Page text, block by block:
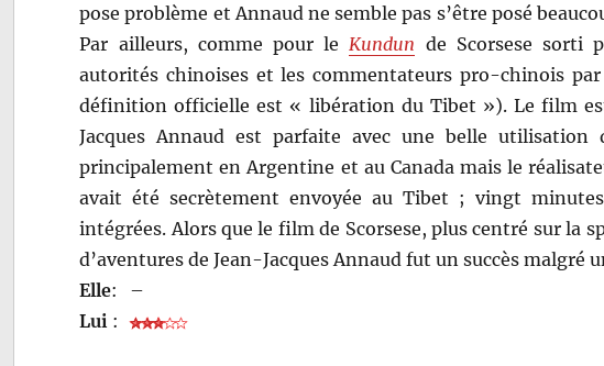
pose problème et Annaud ne semble pas s’être posé
Par ailleurs, comme pour le Kundun de Scorsese sorti
autorités chinoises et les commentateurs pro-chinois
définition officielle est « libération du Tibet »). Le film
Jacques Annaud est parfaite avec une belle utilisation
principalement en Argentine et au Canada mais le
avait été secrètement envoyée au Tibet ; vingt
intégrées. Alors que le film de Scorsese, plus centré sur
d’aventures de Jean-Jacques Annaud fut un succès malgré
Elle:
–
Lui :